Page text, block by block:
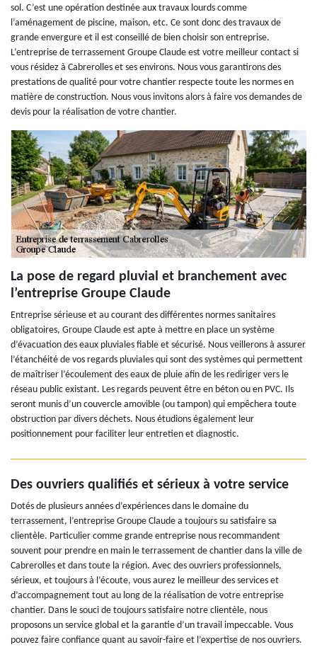
sol. C’est une opération destinée aux travaux lourds comme
l’aménagement de piscine, maison, etc. Ce sont donc des travaux de
grande envergure et il est conseillé de bien choisir son entreprise.
L’entreprise de terrassement Groupe Claude est votre meilleur contact si
vous résidez à Cabrerolles et ses environs. Nous vous garantirons des
prestations de qualité pour votre chantier respecte toute les normes en
matière de construction. Nous vous invitons alors à faire vos demandes de
devis pour la réalisation de votre chantier.
La pose de regard pluvial et branchement avec
l’entreprise Groupe Claude
Entreprise sérieuse et au courant des différentes normes sanitaires
obligatoires, Groupe Claude est apte à mettre en place un système
d’évacuation des eaux pluviales fiable et sécurisé. Nous veillerons à assurer
l’étanchéité de vos regards pluviales qui sont des systèmes qui permettent
de maîtriser l’écoulement des eaux de pluie afin de les rediriger vers le
réseau public existant. Les regards peuvent être en béton ou en PVC. Ils
seront munis d’un couvercle amovible (ou tampon) qui empêchera toute
obstruction par divers déchets. Nous étudions également leur
positionnement pour faciliter leur entretien et diagnostic.
Des ouvriers qualifiés et sérieux à votre service
Dotés de plusieurs années d’expériences dans le domaine du
terrassement, l’entreprise Groupe Claude a toujours su satisfaire sa
clientèle. Particulier comme grande entreprise nous recommandent
souvent pour prendre en main le terrassement de chantier dans la ville de
Cabrerolles et dans toute la région. Avec des ouvriers professionnels,
sérieux, et toujours à l’écoute, vous aurez le meilleur des services et
d’accompagnement tout au long de la réalisation de votre entreprise
chantier. Dans le souci de toujours satisfaire notre clientèle, nous
proposons un service global et la garantie d’un travail impeccable. Vous
pouvez faire confiance quant au savoir-faire et l’expertise de nos ouvriers.